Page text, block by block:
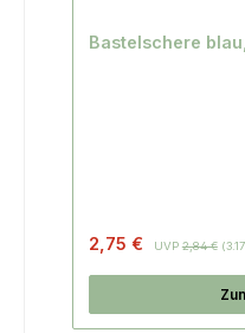
Bastelschere
2,75 € UVP 2,84 €